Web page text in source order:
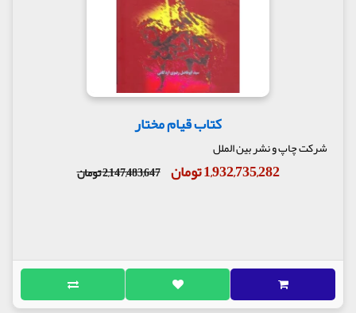
کتاب قیام مختار
شرکت چاپ و نشر بین الملل
1,932,735,282 تومان 2,147,483,647 تومان